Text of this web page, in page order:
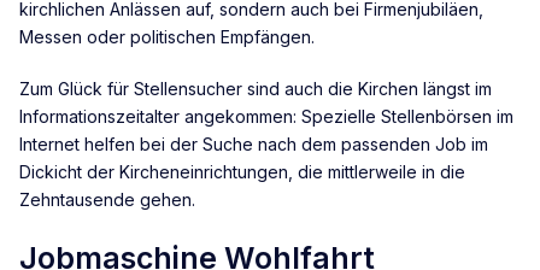
kirchlichen Anlässen auf, sondern auch bei Firmenjubiläen,
Messen oder politischen Empfängen.
Zum Glück für Stellensucher sind auch die Kirchen längst im
Informationszeitalter angekommen: Spezielle Stellenbörsen im
Internet helfen bei der Suche nach dem passenden Job im
Dickicht der Kircheneinrichtungen, die mittlerweile in die
Zehntausende gehen.
Jobmaschine Wohlfahrt